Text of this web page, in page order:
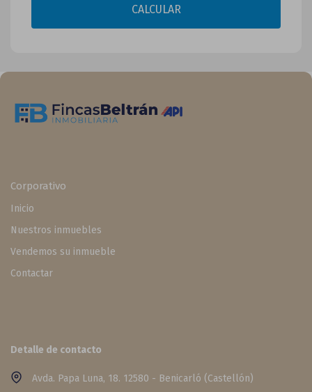
CALCULAR
Corporativo
Inicio
Nuestros inmuebles
Vendemos su inmueble
Contactar
Detalle de contacto
Avda. Papa Luna, 18. 12580 - Benicarló (Castellón)